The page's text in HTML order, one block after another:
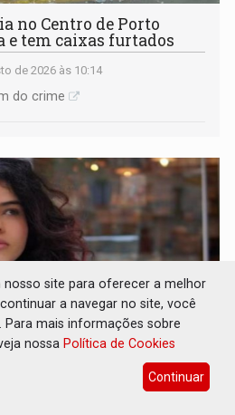
no Centro de Porto
e tem caixas furtados
de 2026 às 10:14
do crime
reality show musical da
nosso site para oferecer a melhor
a navegar no site, você
mais informações sobre
nossa Política de Cookies
Continuar